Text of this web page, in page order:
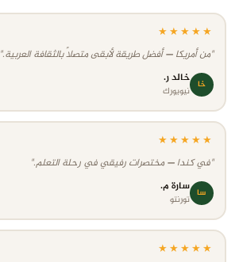
★★★★★
"من أمريكا — أفضل طريقة لأبقى متصلاً بالثقافة العربية."
خا خالد ر.
نيويورك
★★★★★
"في كندا — مختصرات رفيقي في رحلة التعلم."
سا سارة م.
تورنتو
★★★★★